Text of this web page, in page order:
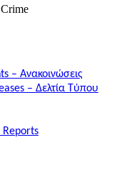
– Ανακοινώσεις
– Δελτία Τύπου
Reports